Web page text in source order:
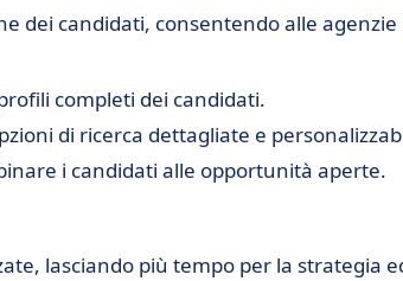
dei candidati, consentendo alle agenzie
completi dei candidati.
di ricerca dettagliate e
i candidati alle opportunità aperte.
lasciando più tempo per la strategia